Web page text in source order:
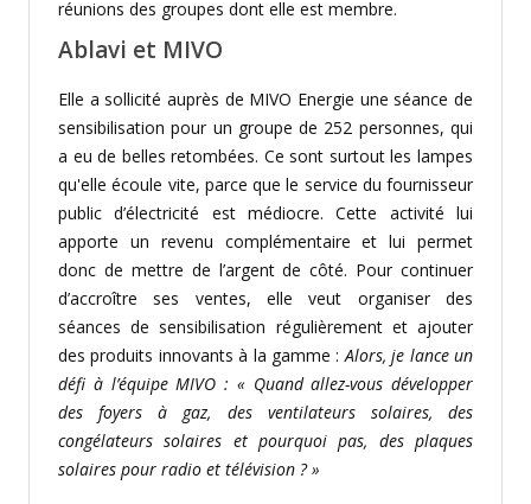
réunions des groupes dont elle est membre.
Ablavi et MIVO
Elle a sollicité auprès de MIVO Energie une séance de
sensibilisation pour un groupe de 252 personnes, qui
a eu de belles retombées. Ce sont surtout les lampes
qu'elle écoule vite, parce que le service du fournisseur
public d’électricité est médiocre.Cette activité lui
apporte un revenu complémentaire et lui permet
donc de mettre de l’argent de côté. Pour continuer
d’accroître ses ventes, elle veut organiser des
séances de sensibilisation régulièrement et ajouter
des produits innovants à la gamme :Alors, je lance un
défi à l’équipe MIVO : « Quand allez-vous développer
des foyers à gaz, des ventilateurs solaires, des
congélateurs solaires et pourquoi pas, des plaques
solaires pour radio et télévision ? »